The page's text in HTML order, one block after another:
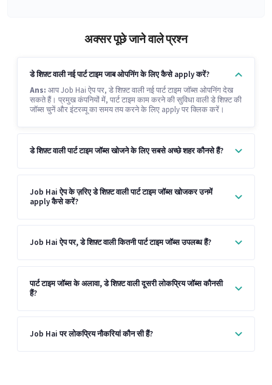
अक्सर पूछे जाने वाले प्रश्न
डे शिफ़्ट वाली नई पार्ट टाइम जाब ओपनिंग के लिए कैसे apply करें?
Ans: आप Job Hai ऐप पर, डे शिफ़्ट वाली नई पार्ट टाइम जॉब्स ओपनिंग देख
सकते हैं। प्रमुख कंपनियों में, पार्ट टाइम काम करने की सुविधा वाली डे शिफ़्ट की
जॉब्स चुनें और इंटरव्यू का समय तय करने के लिए apply पर क्लिक करें।
डे शिफ़्ट वाली पार्ट टाइम जॉब्स खोजने के लिए सबसे अच्छे शहर कौनसे हैं?
Job Hai ऐप के ज़रिए डे शिफ़्ट वाली पार्ट टाइम जॉब्स खोजकर उनमें
apply कैसे करें?
Job Hai ऐप पर, डे शिफ़्ट वाली कितनी पार्ट टाइम जॉब्स उपलब्ध हैं?
पार्ट टाइम जॉब्स के अलावा, डे शिफ़्ट वाली दूसरी लोकप्रिय जॉब्स कौनसी
हैं?
Job Hai पर लोकप्रिय नौकरियां कौन सी हैं?